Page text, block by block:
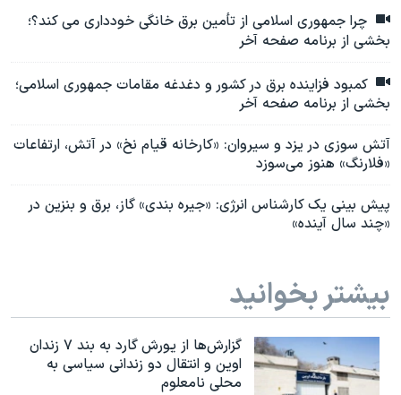
چرا جمهوری اسلامی از تأمین برق خانگی خودداری می کند؟؛
بخشی از برنامه صفحه آخر
کمبود فزاینده برق در کشور و دغدغه مقامات جمهوری اسلامی؛
بخشی از برنامه صفحه آخر
آتش سوزی‌ در یزد و سیروان: «کارخانه قیام نخ» در آتش، ارتفاعات
«فلارنگ» هنوز می‌سوزد
پیش بینی یک کارشناس انرژی: «جیره بندی» گاز، برق و بنزین در
«چند سال آینده»
بیشتر بخوانید
گزارش‌ها از یورش گارد به بند ۷ زندان
اوین و انتقال دو زندانی سیاسی به
محلی نامعلوم